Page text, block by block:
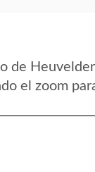
de
el zoom